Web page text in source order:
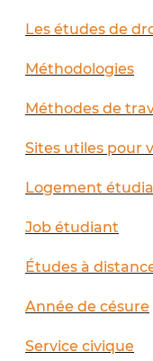
Les études de
Méthodologies
Méthodes de
Sites utiles pour
Logement
Job étudiant
Études à
Année de césure
Service civique